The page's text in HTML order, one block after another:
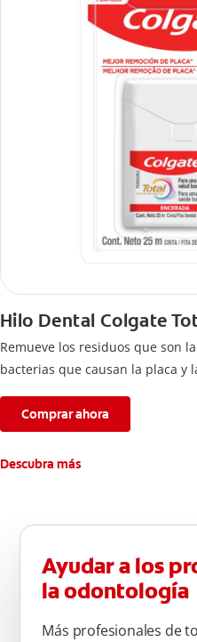
Hilo Dental Colgate
Remueve los residuos que son
bacterias que causan la placa y
Comprar ahora
Descubra más
Ayudar a los
la odontología
Más profesionales de